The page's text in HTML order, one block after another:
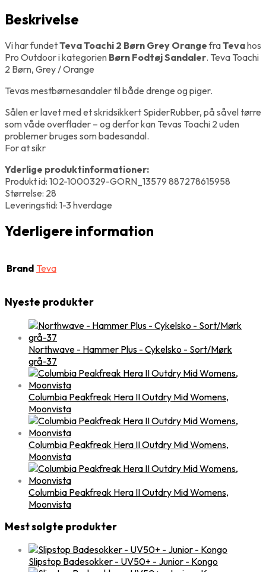
Beskrivelse
Vi har fundetTeva Toachi 2 Børn Grey OrangefraTevahos
Pro Outdoor i kategorien Børn Fodtøj Sandaler. Teva Toachi
2 Børn, Grey / Orange
Tevas mestbørnesandaler til både drenge og piger.
Sålen er lavet med et skridsikkert SpiderRubber, på såvel tørre
som våde overflader – og derfor kan Tevas Toachi 2 uden
problemer bruges som badesandal.
For at sikr
Yderlige produktinformationer:
Produkt id: 102-1000329-GORN_13579 887278615958
Størrelse: 28
Leveringstid: 1-3 hverdage
Yderligere information
Brand Teva
Nyeste produkter
Northwave - Hammer Plus - Cykelsko - Sort/Mørk
grå-37
Columbia Peakfreak Hera II Outdry Mid Womens,
Moonvista
Columbia Peakfreak Hera II Outdry Mid Womens,
Moonvista
Columbia Peakfreak Hera II Outdry Mid Womens,
Moonvista
Mest solgte produkter
Slipstop Badesokker - UV50+ - Junior - Kongo